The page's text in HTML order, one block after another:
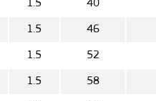
1.5 40
1.5 46
1.5 52
1.5 58